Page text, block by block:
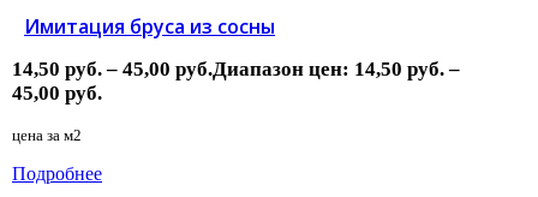
Имитация бруса из сосны
14,50 руб. – 45,00 руб.Диапазон цен: 14,50 руб. –
45,00 руб.
цена за м2
Подробнее